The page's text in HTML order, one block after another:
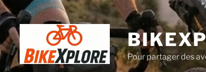
Pour partager des